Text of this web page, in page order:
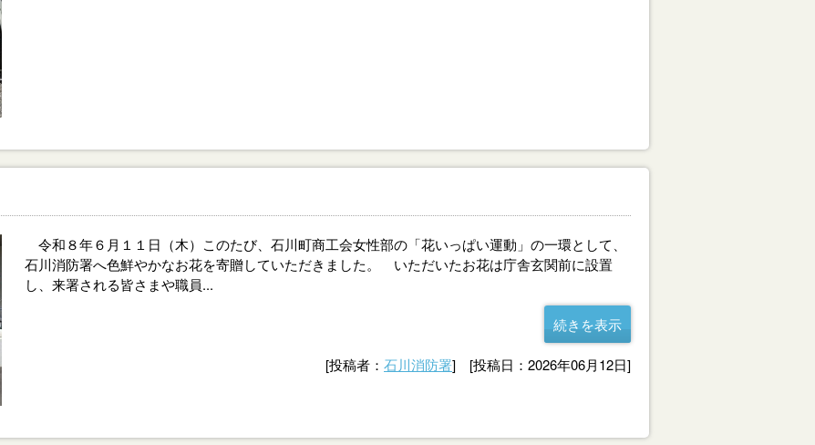
令和８年６月１１日（木）このたび、石川町商工会女性部の「花いっぱい運動」の一環として、
石川消防署へ色鮮やかなお花を寄贈していただきました。 いただいたお花は庁舎玄関前に設置
し、来署される皆さまや職員...
続きを表示
[投稿者： 石川消防署] [投稿日：2026年06月12日]